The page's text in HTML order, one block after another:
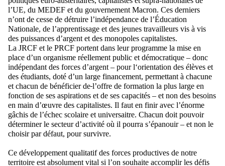
l’UE, du MEDEF et du gouvernement Macron. Ces derniers
n’ont de cesse de détruire l’indépendance de l’Éducation
Nationale, de l’apprentissage et des jeunes travailleurs vis à vis
des puissances d’argent et des monopoles capitalistes.
La JRCF et le PRCF portent dans leur programme la mise en
place d’un organisme réellement public et démocratique – donc
indépendant des forces d’argent – pourl‘orientation des élèves et
des étudiants, doté d’un large financement, permettant à chacune
et chacun de bénéficier de l’offre de formation la plus large en
fonction de ses aspirations et de ses capacités – et non des besoins
en main d’œuvre des capitalistes. Il faut en finir avec l’énorme
gâchis de l’échec scolaire et universaitre. Chacun doit pouvoir
déterminer le secteur d’activité où il pourra s’épanouir– et non le
choisir par défaut, pour survivre.
Ce développement qualitatif des forces productives de notre
territoire est absolument vital si l’on souhaite accomplir les défis